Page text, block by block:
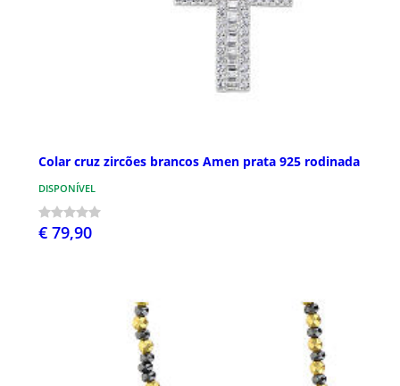
Colar cruz zircões brancos Amen prata 925 rodinada
DISPONÍVEL
€ 79,90